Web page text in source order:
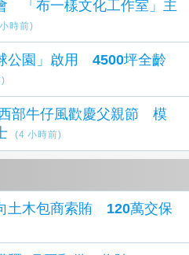
「布一樣文化工作室」主
時前)
公園」啟用 4500坪全齡
部牛仔風歡慶父親節 模
(4 小時前)
土木包商索賄 120萬交保